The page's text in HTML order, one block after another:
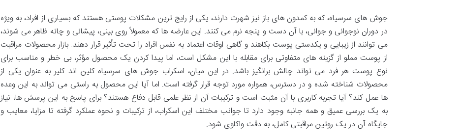
جوش های سرسیاه، که به کمدون های باز نیز شهرت دارند، یکی از رایج ترین مشکلات پوستی هستند که بسیاری از افراد، به ویژه
در دوران نوجوانی و جوانی، با آن دست و پنجه نرم می کنند. این عارضه ها که معمولاً روی بینی، پیشانی و چانه ظاهر می شوند،
می توانند از زیبایی و یکدستی پوست بکاهند و گاهی اوقات اعتماد به نفس افراد را تحت تأثیر قرار دهند. بازار محصولات مراقبت
از پوست مملو از گزینه های متفاوتی برای مقابله با این مشکل است، اما پیدا کردن یک محصول مؤثر، بی خطر و مناسب برای
نوع پوست هر فرد می تواند چالش برانگیز باشد. در این میان، اسکراب جوش های سرسیاه کلین اند کلیر به عنوان یکی از
محصولات شناخته شده و در دسترس، همواره مورد توجه قرار گرفته است. اما آیا این محصول به راستی می تواند به این وعده
ها عمل کند؟ آیا تجربه کاربری با آن مثبت است و ترکیبات آن از نظر علمی قابل دفاع هستند؟ برای پاسخ به این پرسش ها، نیاز
به یک بررسی عمیق و همه جانبه وجود دارد تا جوانب مختلف این اسکراب، از ترکیبات و نحوه عملکرد گرفته تا مزایا، معایب و
جایگاه آن در یک روتین مراقبتی کامل، به دقت واکاوی شود.